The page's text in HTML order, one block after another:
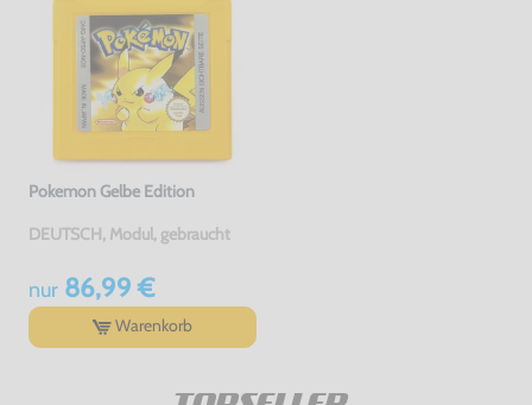
Pokemon Gelbe Edition
DEUTSCH, Modul, gebraucht
nur86,99 €
Warenkorb